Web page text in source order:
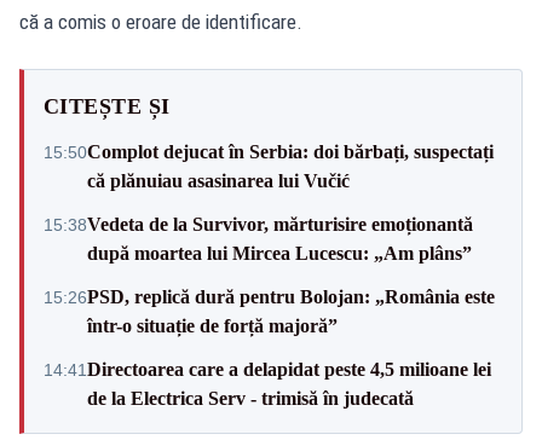
că a comis o eroare de identificare.
CITEȘTE ȘI
15:50Complot dejucat în Serbia: doi bărbați, suspectați
că plănuiau asasinarea lui Vučić
15:38Vedeta de la Survivor, mărturisire emoționantă
după moartea lui Mircea Lucescu: „Am plâns”
15:26PSD, replică dură pentru Bolojan: „România este
într-o situație de forță majoră”
14:41Directoarea care a delapidat peste 4,5 milioane lei
de la Electrica Serv - trimisă în judecată